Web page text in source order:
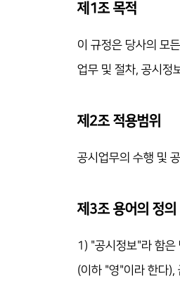
제1조 목적
이 규정은 당사의 모
업무 및 절차, 공시정
제2조 적용범위
공시업무의 수행 및
제3조 용어의 정의
1) "공시정보"라 함은
(이하 "영"이라 한다),